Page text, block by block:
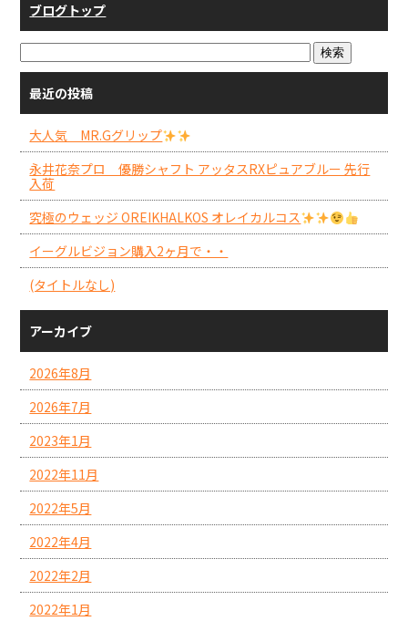
ブログトップ
最近の投稿
大人気 MR.Gグリップ
永井花奈プロ 優勝シャフト アッタスRXピュアブルー 先行
入荷
究極のウェッジ OREIKHALKOS オレイカルコス
イーグルビジョン購入2ヶ月で・・
(タイトルなし)
アーカイブ
2026年8月
2026年7月
2023年1月
2022年11月
2022年5月
2022年4月
2022年2月
2022年1月